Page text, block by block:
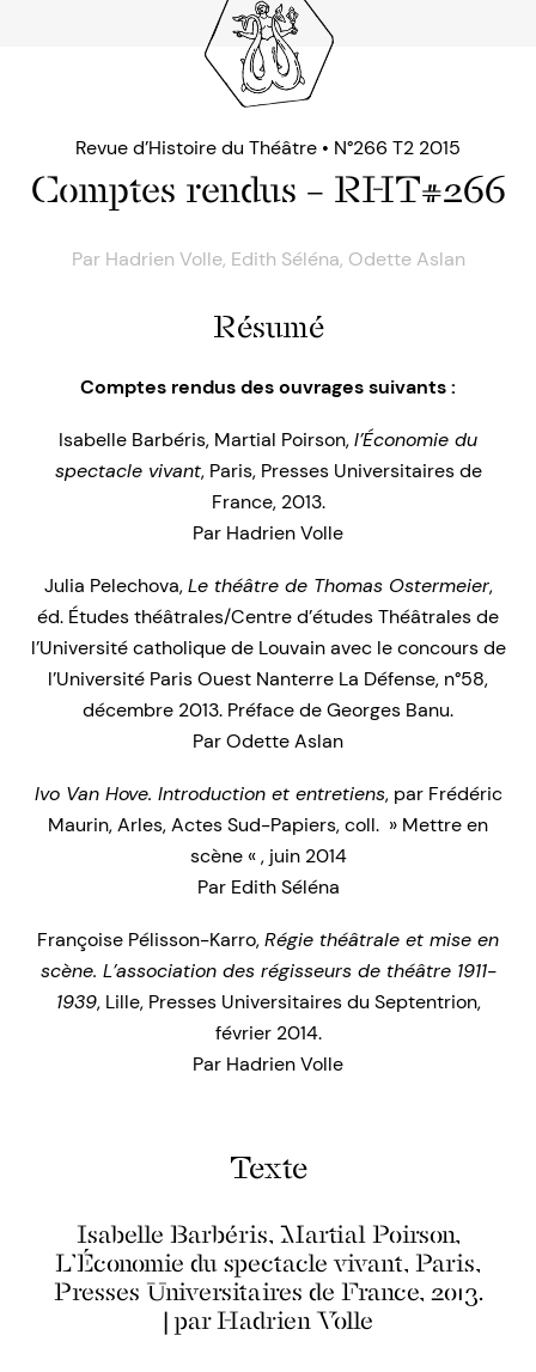
Revue d’Histoire du Théâtre • N°266 T2 2015
Comptes rendus – RHT#266
Par Hadrien Volle, Edith Séléna, Odette Aslan
Résumé
Comptes rendus des ouvrages suivants :
Isabelle Barbéris, Martial Poirson,l’Économie du
spectacle vivant, Paris, Presses Universitaires de
France, 2013.
Par Hadrien Volle
Julia Pelechova,Le théâtre de Thomas Ostermeier,
éd. Études théâtrales/Centre d’études Théâtrales de
l’Université catholique de Louvain avec le concours de
l’Université Paris Ouest Nanterre La Défense, n°58,
décembre 2013. Préface de Georges Banu.
Par Odette Aslan
Ivo Van Hove. Introduction et entretiens, par Frédéric
Maurin, Arles, Actes Sud-Papiers, coll. » Mettre en
scène « , juin 2014
Par Edith Séléna
Françoise Pélisson-Karro,Régie théâtrale et mise en
scène. L’association des régisseurs de théâtre 1911-
1939, Lille, Presses Universitaires du Septentrion,
février 2014.
Par Hadrien Volle
Texte
Isabelle Barbéris, Martial Poirson,
L’Économie du spectacle vivant, Paris,
Presses Universitaires de France, 2013.
| par Hadrien Volle